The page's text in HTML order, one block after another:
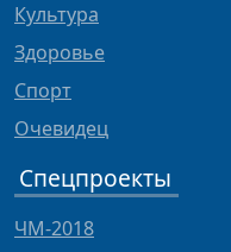
Культура
Здоровье
Спорт
Очевидец
Спецпроекты
ЧМ-2018